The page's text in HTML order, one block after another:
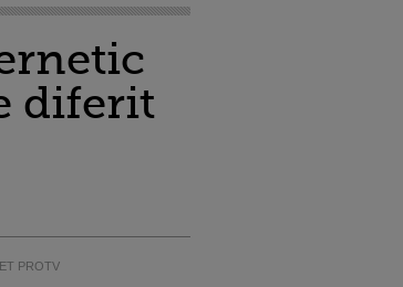
diferit
PROTV